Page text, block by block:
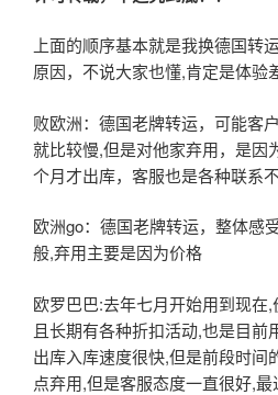
上面的顺序基本就是我换德国转
原因，不说大家也懂,肯定是体验
败欧洲：德国老牌转运，可能客
就比较慢,但是对他家弃用，是因
个月才出库，客服也是各种联系
欧洲go：德国老牌转运，整体感
般,弃用主要是因为价格
欧罗巴巴:去年七月开始用到现在
且长期有各种折扣活动,也是目前
出库入库速度很快,但是前段时间
点弃用,但是客服态度一直很好,